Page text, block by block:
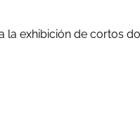
la exhibición de cortos